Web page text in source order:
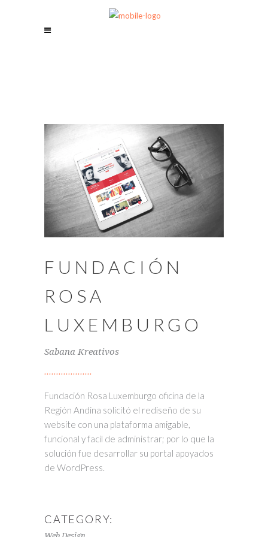
FUNDACIÓN
ROSA
LUXEMBURGO
Sabana Kreativos
Fundación Rosa Luxemburgo oficina de la
Región Andina solicitó el rediseño de su
website con una plataforma amigable,
funcional y facil de administrar; por lo que la
solución fue desarrollar su portal apoyados
de WordPress.
CATEGORY: